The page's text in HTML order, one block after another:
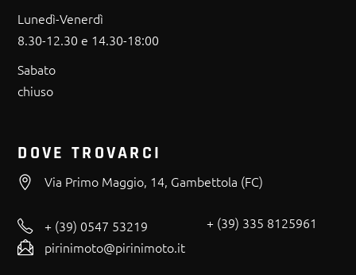
Lunedì-Venerdì
8.30-12.30 e 14.30-18:00
Sabato
chiuso
DOVE TROVARCI
Via Primo Maggio, 14, Gambettola (FC)
+ (39) 0547 53219
+ (39) 335 8125961
pirinimoto@pirinimoto.it